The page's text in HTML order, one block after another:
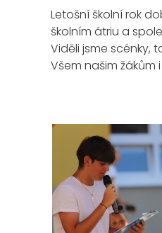
Letošní školní rok
školním átriu a
Viděli jsme scénky,
Všem našim